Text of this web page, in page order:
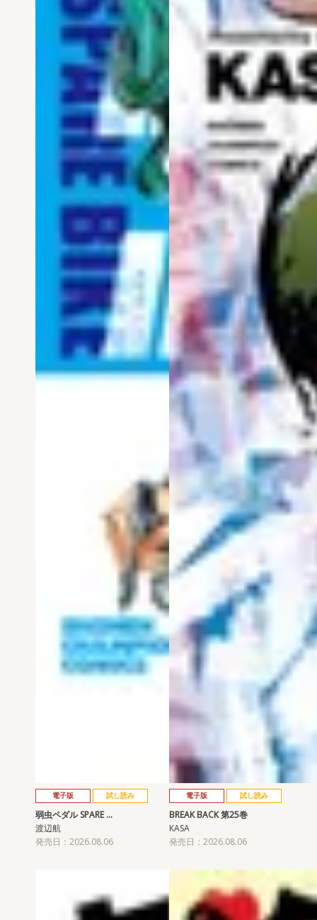
電子版 試し読み
弱虫ペダル SPARE …
渡辺航
発売日：2026.08.06
電子版 試し読み
BREAK BACK 第25巻
KASA
発売日：2026.08.06